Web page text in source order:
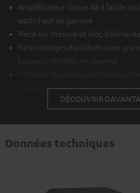
Amplificateur classe AB à faible
watts haut de gamme
Pièce sur mesure et bloc
Paramétrages équilibrés avec
basses profondes en réserve
DÉCOUVRIR
Données techniques